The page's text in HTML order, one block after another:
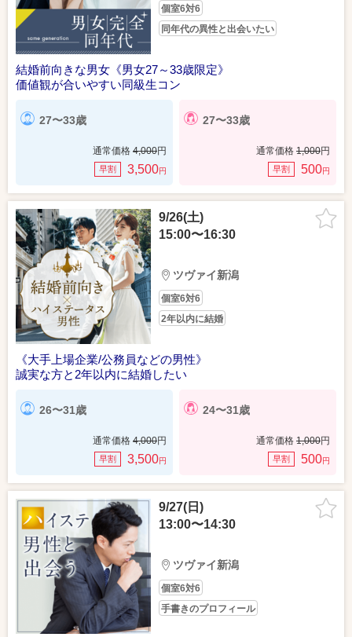
個室6対6
同年代の異性と出会いたい
結婚前向きな男女《男女27～33歳限定》
価値観が合いやすい同級生コン
27〜33歳
通常価格 4,000円
早割 3,500円
27〜33歳
通常価格 1,000円
早割 500円
9/26(土)
15:00〜16:30
ツヴァイ新潟
個室6対6
2年以内に結婚
《大手上場企業/公務員などの男性》
誠実な方と2年以内に結婚したい
26〜31歳
通常価格 4,000円
早割 3,500円
24〜31歳
通常価格 1,000円
早割 500円
9/27(日)
13:00〜14:30
ツヴァイ新潟
個室6対6
手書きのプロフィール